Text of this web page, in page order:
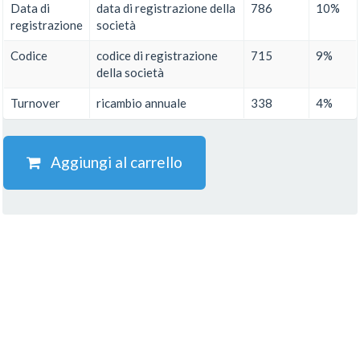
Data di
registrazione
data di registrazione della
società
786 10%
Codice
codice di registrazione
della società
715 9%
Turnover ricambio annuale 338 4%
Aggiungi al carrello